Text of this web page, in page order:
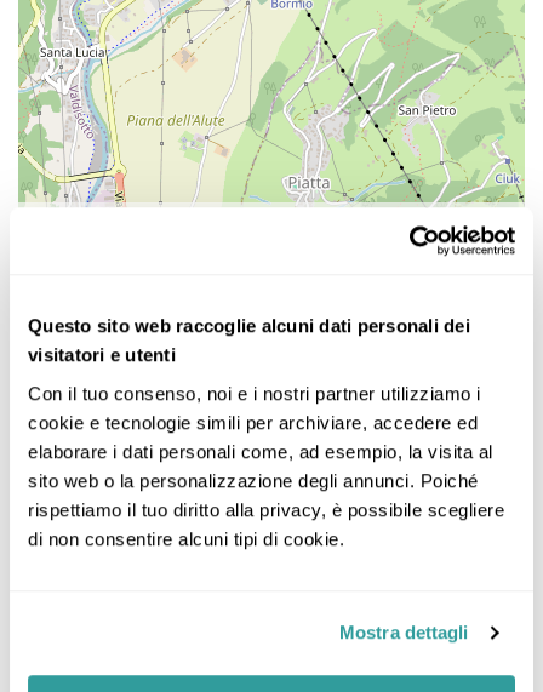
Questo sito web raccoglie alcuni dati personali dei
visitatori e utenti
Con il tuo consenso, noi e i nostri partner utilizziamo i
cookie e tecnologie simili per archiviare, accedere ed
elaborare i dati personali come, ad esempio, la visita al
sito web o la personalizzazione degli annunci. Poiché
rispettiamo il tuo diritto alla privacy, è possibile scegliere
di non consentire alcuni tipi di cookie.
Mostra dettagli
Leaflet | Imagery GIScience Research Group | Map data © OpenStreetMap
proposte di viaggi a prezzi altamente
concorrenziali! Uno staff altamente qualificato
viaggio. Il nostro lavoro è la nostra passione.
Negozi Nelle Vicinanze: